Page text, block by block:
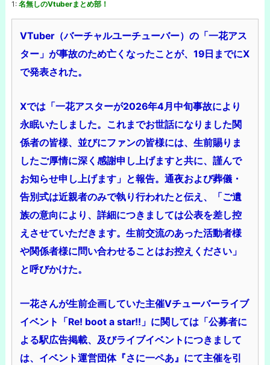
1: 名無しのVtuberまとめ部！
VTuber（バーチャルユーチューバー）の「一花アス
ター」が事故のため亡くなったことが、19日までにX
で発表された。
Xでは「一花アスターが2026年4月中旬事故により
永眠いたしました。これまでお世話になりました関
係者の皆様、並びにファンの皆様には、生前賜りま
したご厚情に深く感謝申し上げますと共に、謹んで
お知らせ申し上げます」と報告。通夜および葬儀・
告別式は近親者のみで執り行われたと伝え、「ご遺
族の意向により、詳細につきましては公表を差し控
えさせていただきます。生前交流のあった活動者様
や関係者様に問い合わせることはお控えください」
と呼びかけた。
一花さんが生前企画していた主催Vチューバーライブ
イベント「Re! boot a star!!」に関しては「公募者に
よる駅広告掲載、及びライブイベントにつきまして
は、イベント運営団体『さに一ペあ』にて主催を引